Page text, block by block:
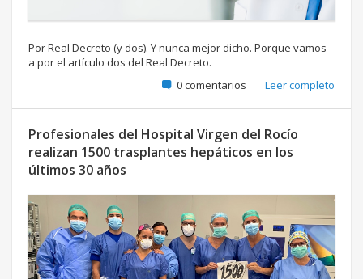
Por Real Decreto (y dos). Y nunca mejor dicho. Porque vamos
a por el artículo dos del Real Decreto.
0 comentarios
Leer completo
Profesionales del Hospital Virgen del Rocío
realizan 1500 trasplantes hepáticos en los
últimos 30 años